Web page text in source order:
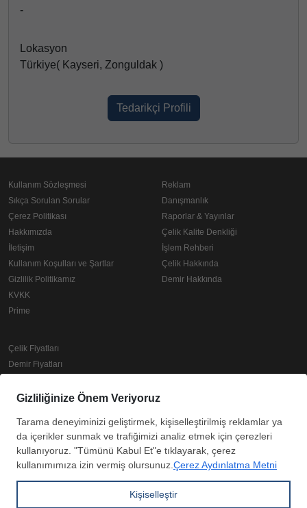
-
Lokasyon
Türkiye( Kayseri, Zonguldak )
Tedarikçi Profili
Kullanım Sözleşmesi
Sıkça Sorulan Sorular
Çerez Politikası
Hakkımızda
İletişim
Kullanım Koşulları ve Şartlar
Gizlilik Politikamız
KVKK
Prime
Reklam
Danışmanlık
Raporlar & Yayınlar
Çelik Kalite Denkliği
İşlem Rehberi
Çelik Hakkında
Demir Hakkında
Çelik Fiyatları
Demir Fiyatları
Filmaşin Fiyatları
Boyalı Rulo Sac Fiyatları
Kutu Profil Fiyatları
Trapez Sac Fiyatları
Copyright © SteelOrbis Elektronik Pazaryeri A.Ş.